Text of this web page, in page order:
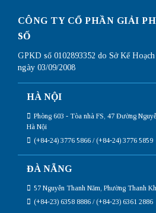
CÔNG TY CỔ PHẦN GIẢI
SỐ
GPKD số 0102893352 do Sở Kế
ngày 03/09/2008
HÀ NỘI
Phòng 603 - Tòa nhà FS, 47 Đường
Hà Nội
(+84-24) 3776 5866 / (+84-24) 3776 5859
ĐÀ NẴNG
57 Nguyễn Thanh Năm, Phường Thanh
(+84-23) 6358 8886 / (+84-23) 6361 2886